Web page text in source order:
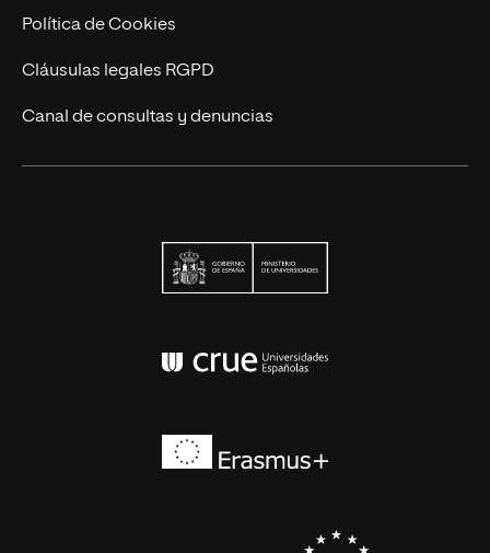
Política de Cookies
Cláusulas legales RGPD
Canal de consultas y denuncias
Conferencia de